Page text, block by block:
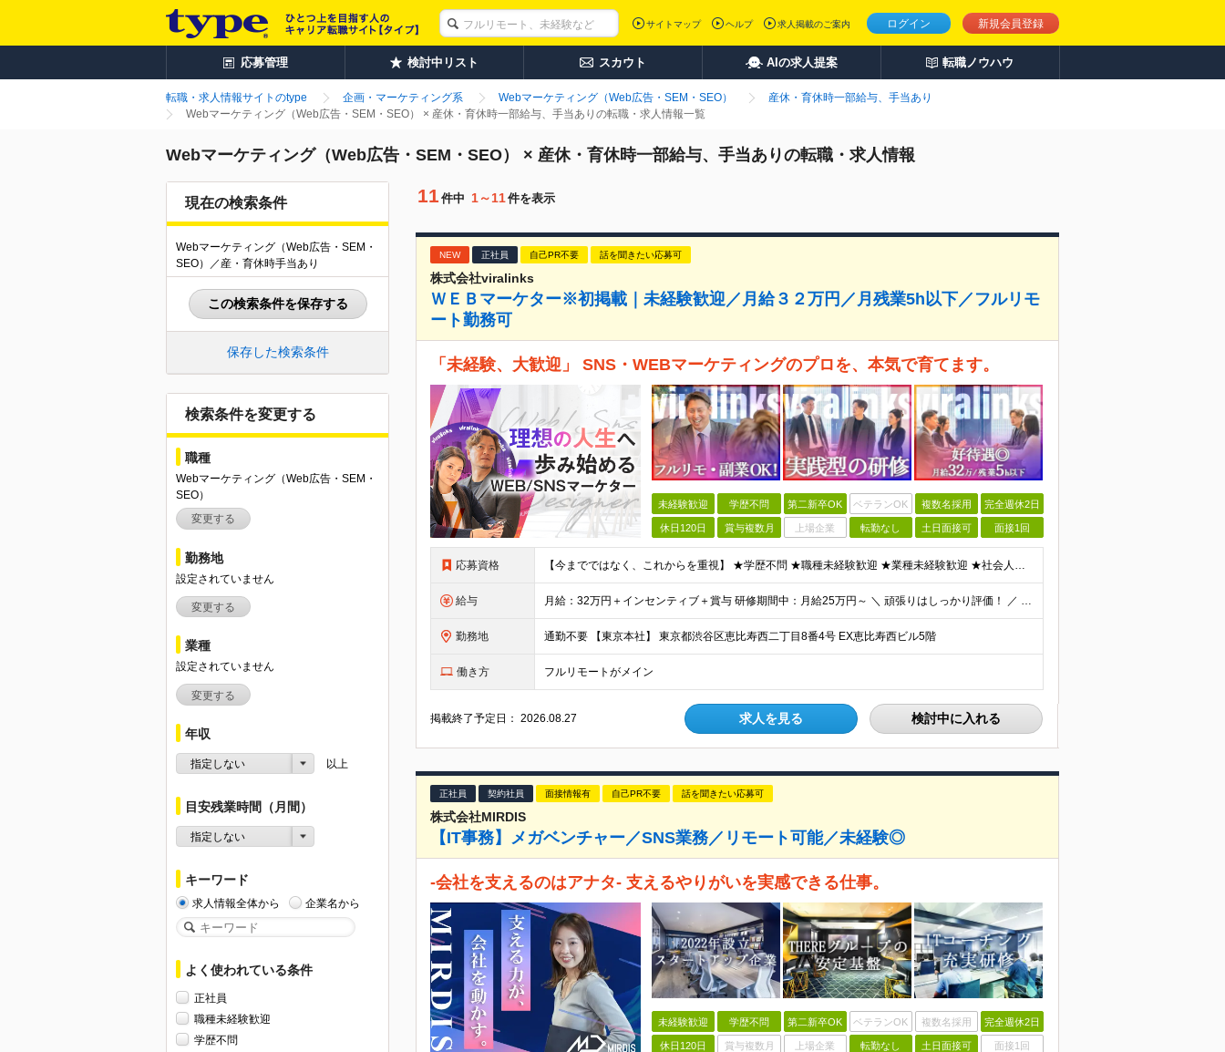
ログイン 新規会員登録
サイトマップ ヘルプ 求人掲載のご案内
応募管理 検討中リスト スカウト AIの求人提案 転職ノウハウ
転職・求人情報サイトのtype 企画・マーケティング系 Webマーケティング（Web広告・SEM・SEO）
産休・育休時一部給与、手当あり
Webマーケティング（Web広告・SEM・SEO） × 産休・育休時一部給与、手当ありの転職・求人情報一覧
Webマーケティング（Web広告・SEM・SEO） × 産休・育休時一部給与、手当ありの転職・求人情報
現在の検索条件
Webマーケティング（Web広告・SEM・
SEO）／産・育休時手当あり
この検索条件を保存する
保存した検索条件
検索条件を変更する
職種
Webマーケティング（Web広告・SEM・
SEO）
変更する
勤務地
設定されていません
変更する
業種
設定されていません
変更する
年収
指定しない 以上
目安残業時間（月間）
指定しない
キーワード
求人情報全体から 企業名から
よく使われている条件
正社員
職種未経験歓迎
学歴不問
11 件中 1～11件を表示
NEW 正社員 自己PR不要 話を聞きたい応募可
株式会社viralinks
ＷＥＢマーケター※初掲載｜未経験歓迎／月給３２万円／月残業5h以下／フルリモ
ート勤務可
「未経験、大歓迎」 SNS・WEBマーケティングのプロを、本気で育てます。
未経験歓迎 学歴不問 第二新卒OK ベテランOK 複数名採用 完全週休2日
休日120日 賞与複数月 上場企業 転勤なし 土日面接可 面接1回
応募資格 【今までではなく、これからを重視】 ★学歴不問 ★職種未経験歓迎 ★業種未経験歓迎 ★社会人未経験歓迎 ★第二新卒歓迎 ★ブランクOK ★動画編集・デザイン制作の勉強を独学でしている方など ※基礎的
給与 月給：32万円＋インセンティブ＋賞与 研修期間中：月給25万円～ ＼ 頑張りはしっかり評価！ ／ 研修期間中でも、スキルの習得状況や成果に応じて月給27万円へ昇給が可能です。 【研修期間】 期
勤務地 通勤不要 【東京本社】 東京都渋谷区恵比寿西二丁目8番4号 EX恵比寿西ビル5階
働き方 フルリモートがメイン
掲載終了予定日：2026.08.27 求人を見る 検討中に入れる
正社員 契約社員 面接情報有 自己PR不要 話を聞きたい応募可
株式会社MIRDIS
【IT事務】メガベンチャー／SNS業務／リモート可能／未経験◎
-会社を支えるのはアナタ- 支えるやりがいを実感できる仕事。
未経験歓迎 学歴不問 第二新卒OK ベテランOK 複数名採用 完全週休2日
休日120日 賞与複数月 上場企業 転勤なし 土日面接可 面接1回